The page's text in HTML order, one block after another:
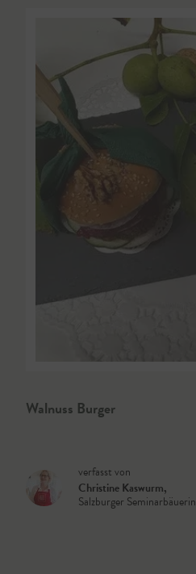
Walnuss Burger
verfasst von
Christine Kaswurm,
Salzburger Seminarbäuerin